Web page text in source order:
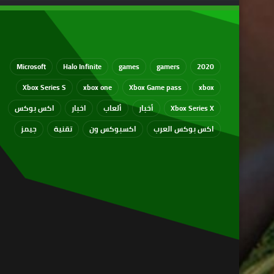
2020
gamers
games
Halo Infinite
Microsoft
xbox
Xbox Game pass
xbox one
Xbox Series S
Xbox Series X
أخبار ألعاب اخبار
اكس بوكس
اكس بوكس العرب
اكسبوكس ون تقنية جيمز